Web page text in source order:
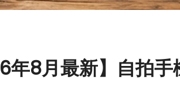
年8月最新】自拍